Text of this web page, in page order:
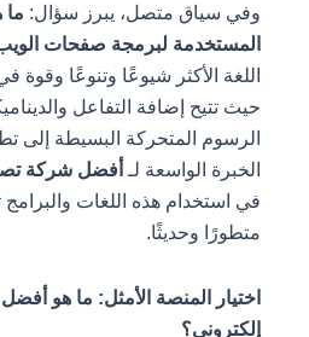
وفي سياق متصل، يبرز سؤال: ما هي
المستخدمة لبرمجة صفحات الويب؟
اللغة الأكثر شيوعًا وتنوعًا وقوة
حيث تتيح إضافة التفاعل
الرسوم المتحركة البسيطة إلى
الخبرة الواسعة لـ أفضل شركة
في استخدام هذه اللغات والبرامج
متطورًا وحديثًا.
اختيار المنصة الأمثل: ما هو أفضل
إلكتروني؟